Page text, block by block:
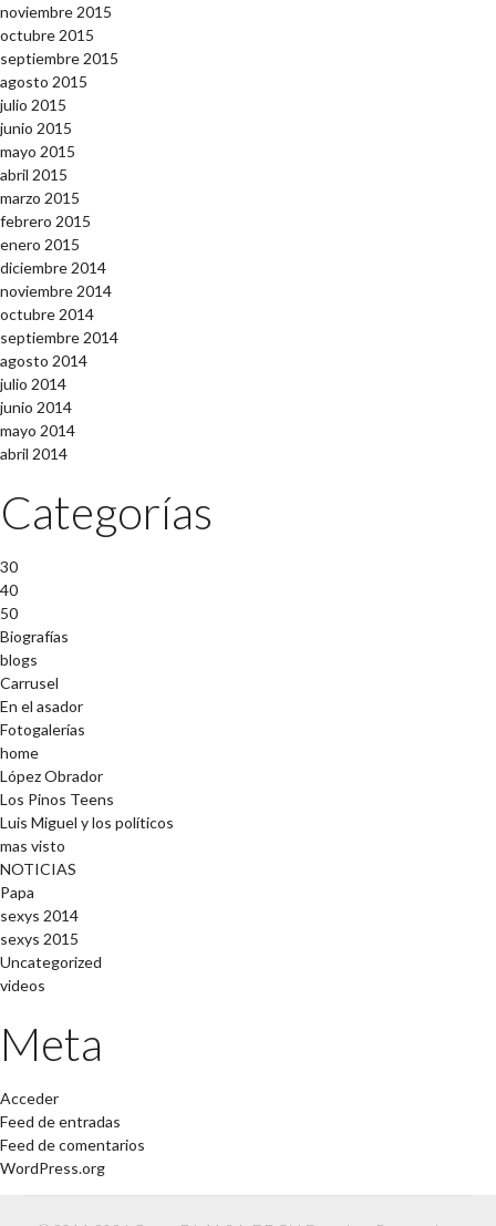
noviembre 2015
octubre 2015
septiembre 2015
agosto 2015
julio 2015
junio 2015
mayo 2015
abril 2015
marzo 2015
febrero 2015
enero 2015
diciembre 2014
noviembre 2014
octubre 2014
septiembre 2014
agosto 2014
julio 2014
junio 2014
mayo 2014
abril 2014
Categorías
30
40
50
Biografías
blogs
Carrusel
En el asador
Fotogalerías
home
López Obrador
Los Pinos Teens
Luis Miguel y los políticos
mas visto
NOTICIAS
Papa
sexys 2014
sexys 2015
Uncategorized
videos
Meta
Acceder
Feed de entradas
Feed de comentarios
WordPress.org